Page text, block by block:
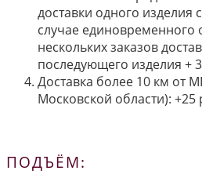
доставки одного изделия
случае
нескольких заказов
последующего изделия +
Доставка более 10 км от
Московской области): +25
ПОДЪЁМ: